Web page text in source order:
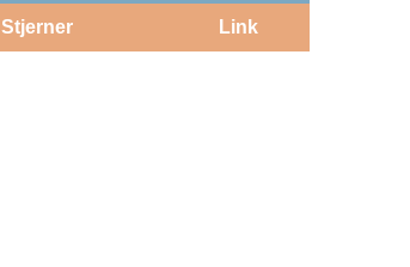
Stjerner Link